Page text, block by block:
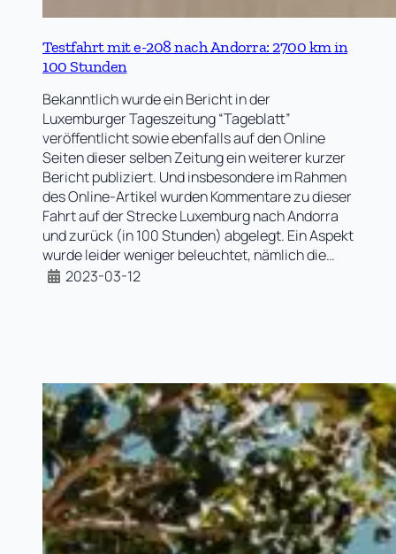
Testfahrt mit e-208 nach Andorra: 2700 km in
100 Stunden
Bekanntlich wurde ein Bericht in der
Luxemburger Tageszeitung “Tageblatt”
veröffentlicht sowie ebenfalls auf den Online
Seiten dieser selben Zeitung ein weiterer kurzer
Bericht publiziert. Und insbesondere im Rahmen
des Online-Artikel wurden Kommentare zu dieser
Fahrt auf der Strecke Luxemburg nach Andorra
und zurück (in 100 Stunden) abgelegt. Ein Aspekt
wurde leider weniger beleuchtet, nämlich die…
2023-03-12